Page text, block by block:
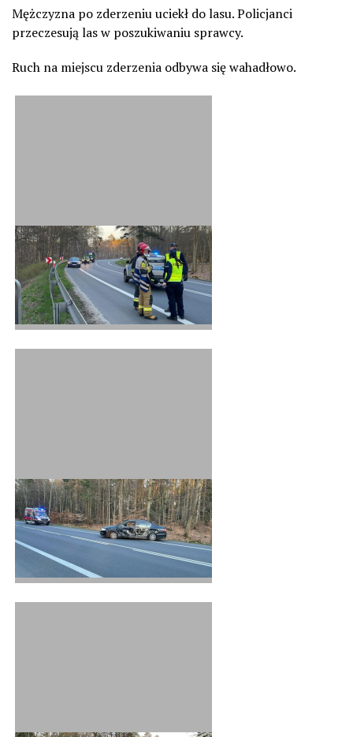
Mężczyzna po zderzeniu uciekł do lasu. Policjanci
przeczesują las w poszukiwaniu sprawcy.
Ruch na miejscu zderzenia odbywa się wahadłowo.